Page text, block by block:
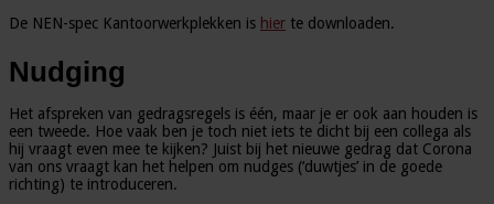
De NEN-spec Kantoorwerkplekken is hier te downloaden.
Nudging
Het afspreken van gedragsregels is één, maar je er ook aan houden is
een tweede. Hoe vaak ben je toch niet iets te dicht bij een collega als
hij vraagt even mee te kijken? Juist bij het nieuwe gedrag dat Corona
van ons vraagt kan het helpen om nudges (‘duwtjes’ in de goede
richting) te introduceren.